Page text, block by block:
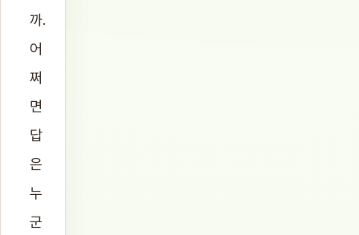
까.
어
쩌
면
답
은
누
군